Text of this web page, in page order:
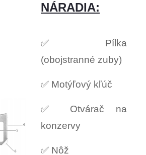
NÁRADIA:
✅ Pílka
(obojstranné zuby)
✅ Motýľový kľúč
✅ Otvárač na
konzervy
✅ Nôž